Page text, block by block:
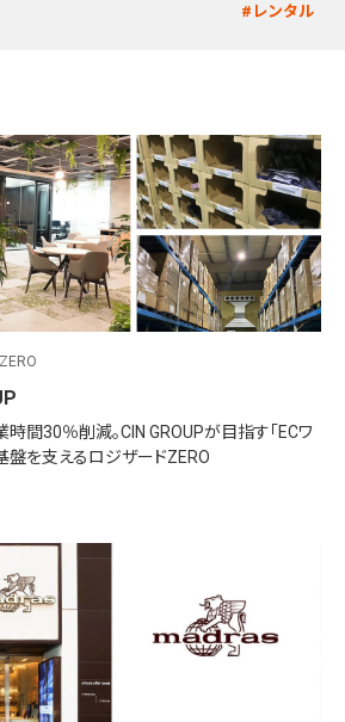
#レンタル
間30％削減。CIN GROUPが目指す「ECワ
盤を支えるロジザードZERO